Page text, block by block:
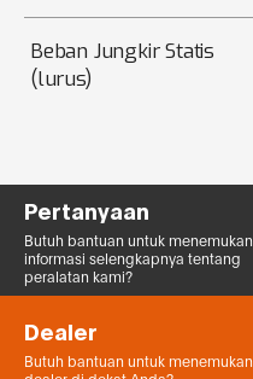
Beban Jungkir Statis
(lurus)
Pertanyaan
Butuh bantuan untuk menemukan
informasi selengkapnya tentang
peralatan kami?
Dealer
Butuh bantuan untuk menemukan